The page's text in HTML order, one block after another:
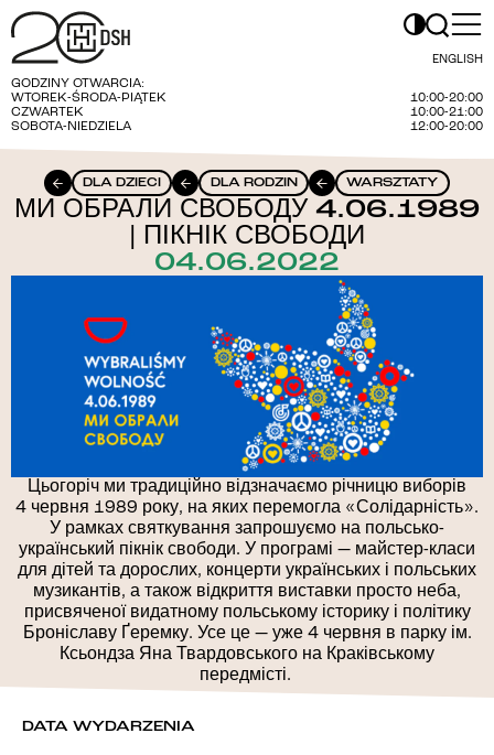
ENGLISH
GODZINY OTWARCIA:
WTOREK-ŚRODA-PIĄTEK
10:00-20:00
CZWARTEK
10:00-21:00
SOBOTA-NIEDZIELA
12:00-20:00
DLA DZIECI DLA RODZIN WARSZTATY
МИ ОБРАЛИ СВОБОДУ 4.06.1989
| ПІКНІК СВОБОДИ
04.06.2022
Цьогоріч ми традиційно відзначаємо річницю виборів
4 червня 1989 року, на яких перемогла «Солідарність».
У рамках святкування запрошуємо на польсько-
український пікнік свободи. У програмі — майстер-класи
для дітей та дорослих, концерти українських і польських
музикантів, а також відкриття виставки просто неба,
присвяченої видатному польському історику і політику
Броніславу Ґеремку. Усе це — уже 4 червня в парку ім.
Ксьондза Яна Твардовського на Краківському
передмісті.
DATA WYDARZENIA